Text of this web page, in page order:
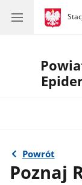
Powrót
Poznaj